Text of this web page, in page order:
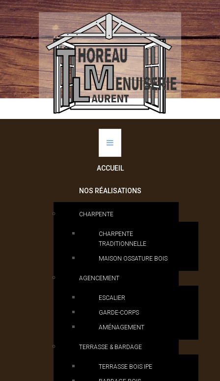
ACCUEIL
NOS RÉALISATIONS
CHARPENTE
CHARPENTE
TRADITIONNELLE
MAISON OSSATURE BOIS
AGENCEMENT
ESCALIER
GARDE-CORPS
AMÉNAGEMENT
TERRASSE & BARDAGE
TERRASSE BOIS IPE